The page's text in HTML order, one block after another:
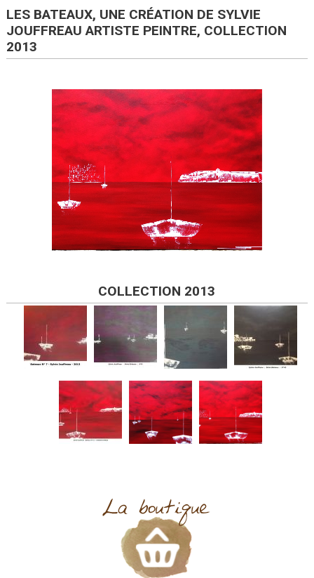
LES BATEAUX, UNE CRÉATION DE SYLVIE
JOUFFREAU ARTISTE PEINTRE, COLLECTION
2013
COLLECTION 2013